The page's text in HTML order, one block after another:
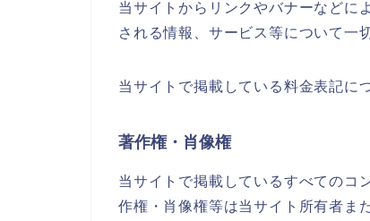
当サイトからリンクやバナーなどに
される情報、サービス等について一
当サイトで掲載している料金表記に
著作権・肖像権
当サイトで掲載しているすべてのコ
作権・肖像権等は当サイト所有者ま